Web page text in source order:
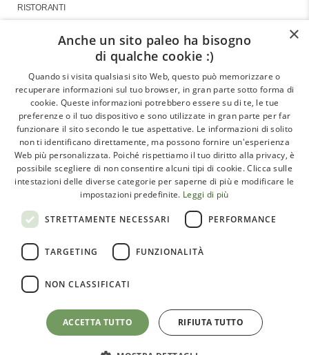
RISTORANTI
GLI ARTICOLI
LE INTERVISTE
CHI SIAMO
CONTATTI
Paleoadvisor.net è un progetto di Francesca Pietrobon e
(RM) Italy – C.F. PTRFNC91T67l407X
Privacy e cookie policy Termini e condizioniMap Icons
×
Anche un sito paleo ha bisogno
di qualche cookie :)
Quando si visita qualsiasi sito Web, questo può memorizzare o
recuperare informazioni sul tuo browser, in gran parte sotto forma di
cookie. Queste informazioni potrebbero essere su di te, le tue
preferenze o il tuo dispositivo e sono utilizzate in gran parte per far
funzionare il sito secondo le tue aspettative. Le informazioni di solito
non ti identificano direttamente, ma possono fornire un'esperienza
Web più personalizzata. Poiché rispettiamo il tuo diritto alla privacy, è
possibile scegliere di non consentire alcuni tipi di cookie. Clicca sulle
intestazioni delle diverse categorie per saperne di più e modificare le
impostazioni predefinite. Leggi di più
STRETTAMENTE NECESSARI PERFORMANCE
TARGETING FUNZIONALITÀ
NON CLASSIFICATI
ACCETTA TUTTO RIFIUTA TUTTO